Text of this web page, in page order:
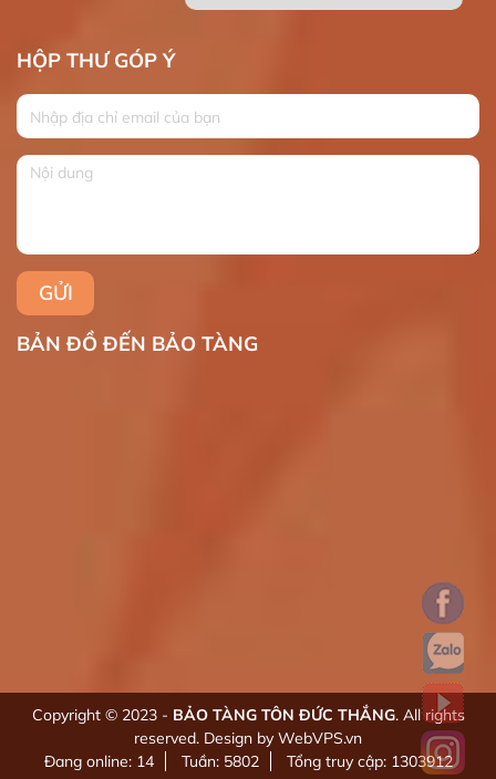
HỘP THƯ GÓP Ý
BẢN ĐỒ ĐẾN BẢO TÀNG
Copyright © 2023 - BẢO TÀNG TÔN ĐỨC THẮNG. All rights
reserved. Design by WebVPS.vn
Đang online: 14
Tuần: 5802 Tổng truy cập: 1303912